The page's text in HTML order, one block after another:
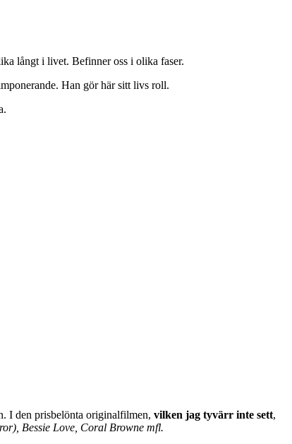
långt i livet. Befinner oss i olika faser.
Han gör här sitt livs roll.
I den prisbelönta originalfilmen, vilken jag tyvärr inte sett,
Bessie Love, Coral Browne mfl.